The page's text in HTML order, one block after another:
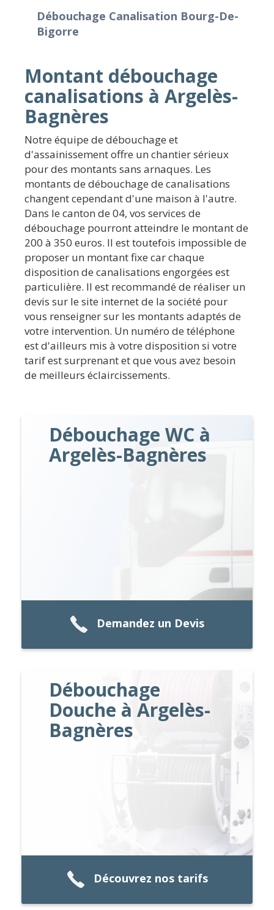
Débouchage Canalisation Bourg-De-
Bigorre
Montant débouchage
canalisations à Argelès-
Bagnères
Notre équipe de débouchage et
d'assainissement offre un chantier sérieux
pour des montants sans arnaques. Les
montants de débouchage de canalisations
changent cependant d'une maison à l'autre.
Dans le canton de 04, vos services de
débouchage pourront atteindre le montant de
200 à 350 euros. Il est toutefois impossible de
proposer un montant fixe car chaque
disposition de canalisations engorgées est
particulière. Il est recommandé de réaliser un
devis sur le site internet de la société pour
vous renseigner sur les montants adaptés de
votre intervention. Un numéro de téléphone
est d'ailleurs mis à votre disposition si votre
tarif est surprenant et que vous avez besoin
de meilleurs éclaircissements.
Débouchage WC à
Argelès-Bagnères
Demandez un Devis
Débouchage
Douche à Argelès-
Bagnères
Découvrez nos tarifs